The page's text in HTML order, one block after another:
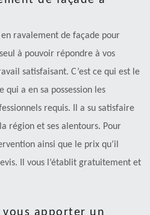
ravalement de façade pour
à pouvoir répondre à vos
satisfaisant. C’est ce qui est le
qui a en sa possession les
requis. Il a su satisfaire
région et ses alentours. Pour
ainsi que le prix qu’il
Il vous l’établit gratuitement et